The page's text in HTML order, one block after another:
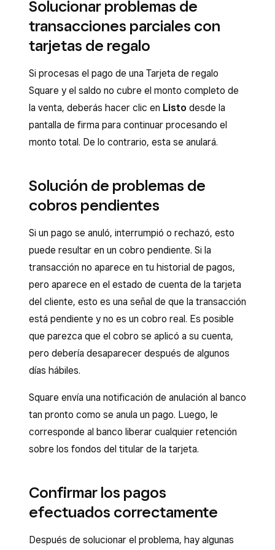
Solucionar problemas de
transacciones parciales con
tarjetas de regalo
Si procesas el pago de una Tarjeta de regalo
Square y el saldo no cubre el monto completo de
la venta, deberás hacer clic en Listo desde la
pantalla de firma para continuar procesando el
monto total. De lo contrario, esta se anulará.
Solución de problemas de
cobros pendientes
Si un pago se anuló, interrumpió o rechazó, esto
puede resultar en un cobro pendiente. Si la
transacción no aparece en tu historial de pagos,
pero aparece en el estado de cuenta de la tarjeta
del cliente, esto es una señal de que la transacción
está pendiente y no es un cobro real. Es posible
que parezca que el cobro se aplicó a su cuenta,
pero debería desaparecer después de algunos
días hábiles.
Square envía una notificación de anulación al banco
tan pronto como se anula un pago. Luego, le
corresponde al banco liberar cualquier retención
sobre los fondos del titular de la tarjeta.
Confirmar los pagos
efectuados correctamente
Después de solucionar el problema, hay algunas